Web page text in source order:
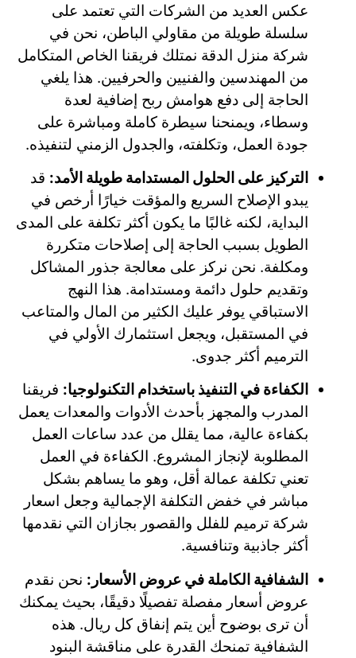
عكس العديد من الشركات التي تعتمد على
سلسلة طويلة من مقاولي الباطن، نحن في
شركة منزل الدقة نمتلك فريقنا الخاص المتكامل
من المهندسين والفنيين والحرفيين. هذا يلغي
الحاجة إلى دفع هوامش ربح إضافية لعدة
وسطاء، ويمنحنا سيطرة كاملة ومباشرة على
جودة العمل، وتكلفته، والجدول الزمني لتنفيذه.
التركيز على الحلول المستدامة طويلة الأمد: قد
يبدو الإصلاح السريع والمؤقت خيارًا أرخص في
البداية، لكنه غالبًا ما يكون أكثر تكلفة على المدى
الطويل بسبب الحاجة إلى إصلاحات متكررة
ومكلفة. نحن نركز على معالجة جذور المشاكل
وتقديم حلول دائمة ومستدامة. هذا النهج
الاستباقي يوفر عليك الكثير من المال والمتاعب
في المستقبل، ويجعل استثمارك الأولي في
الترميم أكثر جدوى.
الكفاءة في التنفيذ باستخدام التكنولوجيا: فريقنا
المدرب والمجهز بأحدث الأدوات والمعدات يعمل
بكفاءة عالية، مما يقلل من عدد ساعات العمل
المطلوبة لإنجاز المشروع. الكفاءة في العمل
تعني تكلفة عمالة أقل، وهو ما يساهم بشكل
مباشر في خفض التكلفة الإجمالية وجعل اسعار
شركة ترميم للفلل والقصور بجازان التي نقدمها
أكثر جاذبية وتنافسية.
الشفافية الكاملة في عروض الأسعار: نحن نقدم
عروض أسعار مفصلة تفصيلًا دقيقًا، بحيث يمكنك
أن ترى بوضوح أين يتم إنفاق كل ريال. هذه
الشفافية تمنحك القدرة على مناقشة البنود